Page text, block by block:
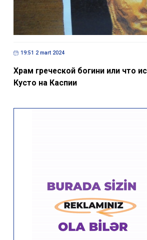
19:51 2 mart 2024
Храм греческой богини или что
Кусто на Каспии